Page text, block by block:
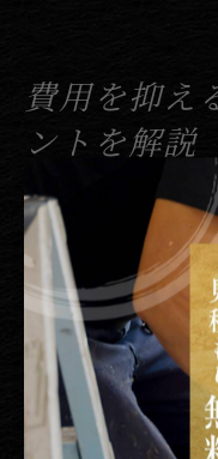
費用を抑え
ントを解説
リフォーム費用を抑
リフォームでタイル
めの工夫としては、
要です。例えば、既
面的な撤去を行わず
や廃材処分費用を削減